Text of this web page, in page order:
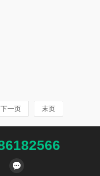
下一页 末页